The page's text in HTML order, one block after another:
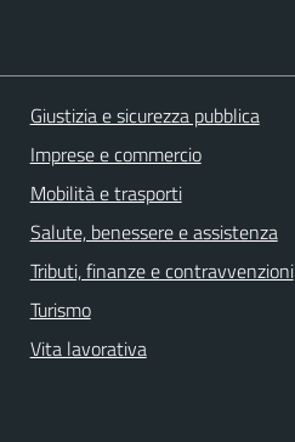
Giustizia e sicurezza pubblica
Imprese e commercio
Mobilità e trasporti
Salute, benessere e assistenza
Tributi, finanze e contravvenzioni
Turismo
Vita lavorativa